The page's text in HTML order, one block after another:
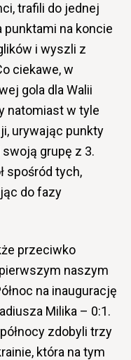
trafili do jednej
na koncie
i wyszli z
ciekawe, w
gola dla Walii
natomiast w tyle
urywając punkty
grupę z 3.
spośród tych,
do fazy
przeciwko
naszym
na inaugurację
Milika – 0:1.
zdobyli trzy
która na tym